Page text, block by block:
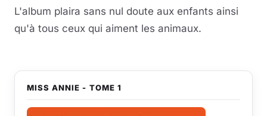
L'album plaira sans nul doute aux enfants ainsi
qu'à tous ceux qui aiment les animaux.
MISS ANNIE - TOME 1